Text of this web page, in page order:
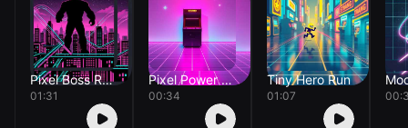
Pixel Boss Rush
01:31
Pixel Power Up
00:34
Tiny Hero Run
01:07